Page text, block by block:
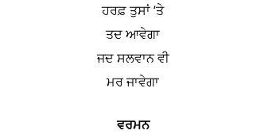
ਹਰਫ਼ ਤੁਸਾਂ ‘ਤੇ
ਤਦ ਆਵੇਗਾ
ਜਦ ਸਲਵਾਨ ਵੀ
ਮਰ ਜਾਵੇਗਾ
ਵਰਮਨ